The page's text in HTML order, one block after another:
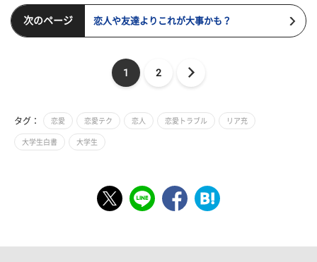
次のページ 恋人や友達よりこれが大事かも？
1 2
タグ： 恋愛 恋愛テク 恋人 恋愛トラブル リア充
大学生白書 大学生